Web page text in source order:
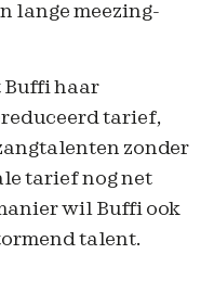
lange meezing-
Buffi haar
tarief,
zonder
tarief nog net
wil Buffi ook
talent.